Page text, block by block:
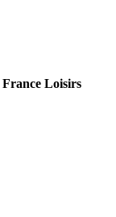
France Loisirs